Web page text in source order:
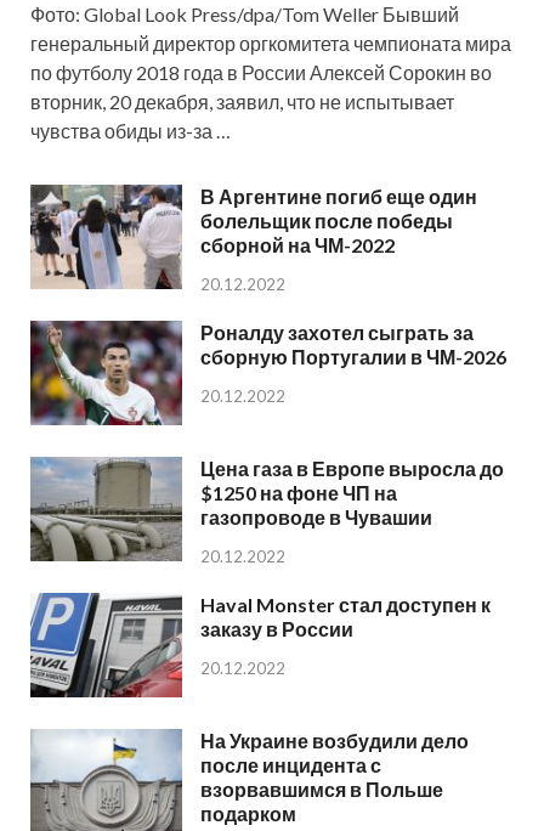
Фото: Global Look Press/dpa/Tom Weller Бывший
генеральный директор оргкомитета чемпионата мира
по футболу 2018 года в России Алексей Сорокин во
вторник, 20 декабря, заявил, что не испытывает
чувства обиды из-за …
В Аргентине погиб еще один
болельщик после победы
сборной на ЧМ-2022
20.12.2022
Роналду захотел сыграть за
сборную Португалии в ЧМ-2026
20.12.2022
Цена газа в Европе выросла до
$1250 на фоне ЧП на
газопроводе в Чувашии
20.12.2022
Haval Monster стал доступен к
заказу в России
20.12.2022
На Украине возбудили дело
после инцидента с
взорвавшимся в Польше
подарком